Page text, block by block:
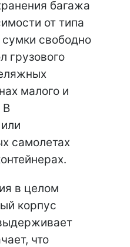
багажа
от типа
свободно
грузового
малого и
В
самолетах
в целом
корпус
что